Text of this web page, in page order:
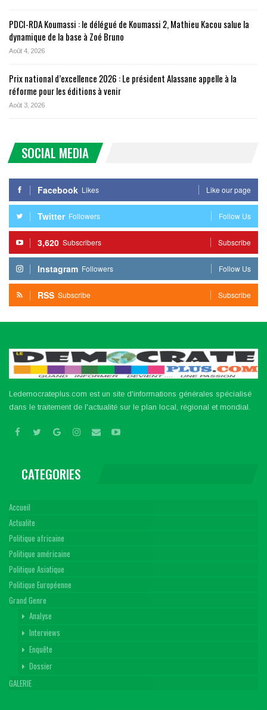
PDCI-RDA Koumassi : le délégué de Koumassi 2, Mathieu Kacou salue la
dynamique de la base à Zoé Bruno
Août 4, 2026
Prix national d’excellence 2026 : Le président Alassane appelle à la
réforme pour les éditions à venir
Août 3, 2026
SOCIAL MEDIA
Facebook Likes Like our page
Twitter Followers Follow Us
3,620 Subscribers Subscribe
Instagram Followers Follow Us
RSS Subscribe Subscribe
Ledemocrateplus.com est un site d'informations générales spécialisé
dans le traitement de l'actualité sur le plan local, régional et mondial.
CATEGORIES
Accueil
Actualite
Politique africaine
Politique américaine
Politique Asiatique
Politique Européenne
Grand Genre
Analyse
Interviews
Enquête
Dossier
GALERIE